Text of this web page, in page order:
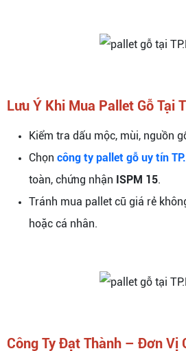
Lưu Ý Khi Mua Pallet Gỗ Tại
Kiểm tra dấu mộc, mùi, nguồn
Chọn công ty pallet gỗ uy tín
toàn, chứng nhận ISPM 15.
Tránh mua pallet cũ giá rẻ
hoặc cá nhân.
Công Ty Đạt Thành – Đơn Vị